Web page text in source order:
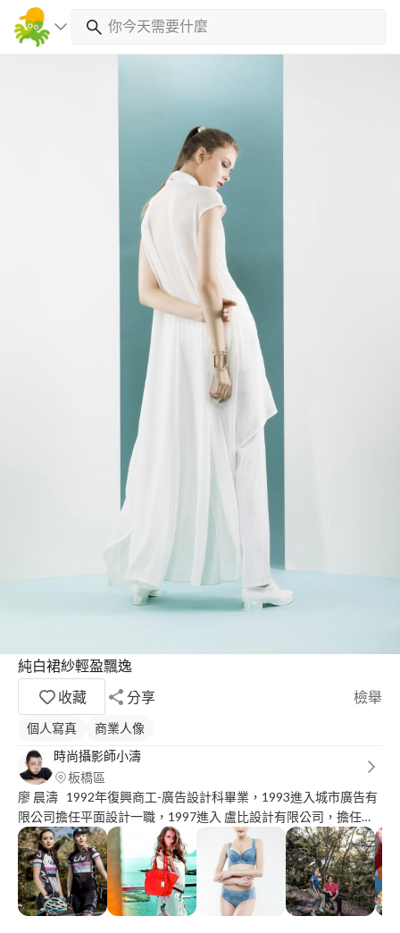
純白裙紗輕盈飄逸
收藏
分享 檢舉
個人寫真
商業人像
時尚攝影師小濤
板橋區
廖 晨濤 1992年復興商工-廣告設計科畢業，1993進入城市廣告有
限公司擔任平面設計一職，1997進入 盧比設計有限公司，擔任影
像創意總監，2006年開設蓋司創意有限公司，目前為自由攝影工
作 者，多年專注在攝影 / 平面 影像處理。累積多年的商業拍攝經
驗，可以為客戶節省許多不必要 的浪費，自身不斷的更新創新的
思維，讓自己處於最佳的狀況，對於時尚影像充滿著熱情。也 希
望借由自身的經驗能夠帶給客戶更好的體驗。